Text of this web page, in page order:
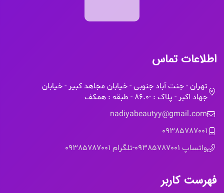
اطلاعات تماس
تهران - جنت آباد جنوبی - خیابان مجاهد کبیر - خیابان
جهاد اکبر - پلاک : -86.0 - طبقه : همکف
nadiyabeautyy@gmail.com
09385787001
واتساپ 09385787001
-تلگرام 09385787001
فهرست کاربر